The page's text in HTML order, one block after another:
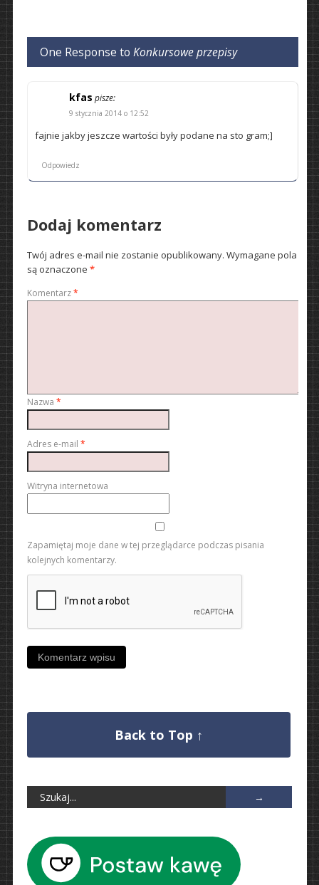
One Response to Konkursowe przepisy
kfas pisze:
9 stycznia 2014 o 12:52
fajnie jakby jeszcze wartości były podane na sto gram;]
Odpowiedz
Dodaj komentarz
Twój adres e-mail nie zostanie opublikowany. Wymagane pola
są oznaczone *
Komentarz*
Nazwa *
Adres e-mail *
Witryna internetowa
Zapamiętaj moje dane w tej przeglądarce podczas pisania
kolejnych komentarzy.
Back to Top ↑